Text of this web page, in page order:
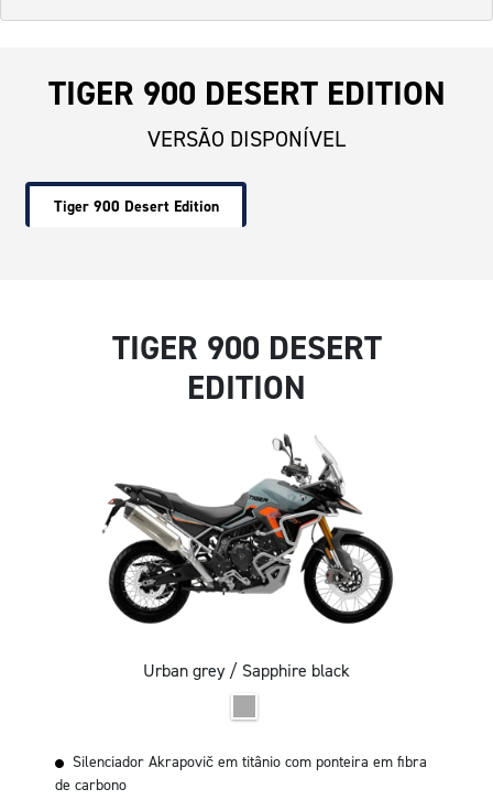
TIGER 900 DESERT EDITION
VERSÃO DISPONÍVEL
Tiger 900 Desert Edition
TIGER 900 DESERT
EDITION
Urban grey / Sapphire black
Silenciador Akrapovič em titânio com ponteira em fibra
de carbono